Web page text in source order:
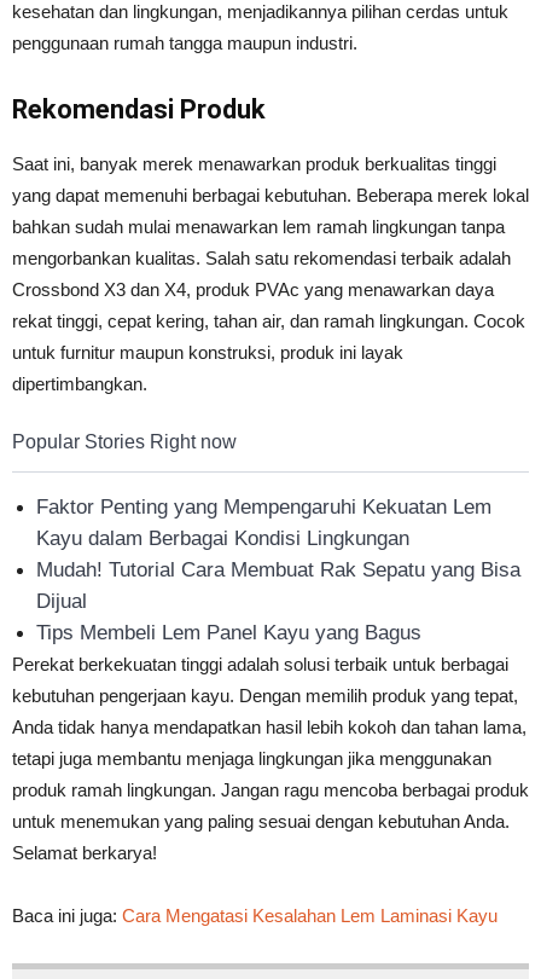
kesehatan dan lingkungan, menjadikannya pilihan cerdas untuk
penggunaan rumah tangga maupun industri.
Rekomendasi Produk
Saat ini, banyak merek menawarkan produk berkualitas tinggi
yang dapat memenuhi berbagai kebutuhan. Beberapa merek lokal
bahkan sudah mulai menawarkan lem ramah lingkungan tanpa
mengorbankan kualitas. Salah satu rekomendasi terbaik adalah
Crossbond X3 dan X4, produk PVAc yang menawarkan daya
rekat tinggi, cepat kering, tahan air, dan ramah lingkungan. Cocok
untuk furnitur maupun konstruksi, produk ini layak
dipertimbangkan.
Popular Stories Right now
Faktor Penting yang Mempengaruhi Kekuatan Lem
Kayu dalam Berbagai Kondisi Lingkungan
Mudah! Tutorial Cara Membuat Rak Sepatu yang Bisa
Dijual
Tips Membeli Lem Panel Kayu yang Bagus
Perekat berkekuatan tinggi adalah solusi terbaik untuk berbagai
kebutuhan pengerjaan kayu. Dengan memilih produk yang tepat,
Anda tidak hanya mendapatkan hasil lebih kokoh dan tahan lama,
tetapi juga membantu menjaga lingkungan jika menggunakan
produk ramah lingkungan. Jangan ragu mencoba berbagai produk
untuk menemukan yang paling sesuai dengan kebutuhan Anda.
Selamat berkarya!
Baca ini juga: Cara Mengatasi Kesalahan Lem Laminasi Kayu